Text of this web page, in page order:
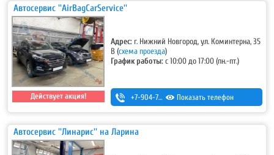
Автосервис ''AirBagCarService''
Действует акция!
Адрес: г. Нижний Новгород, ул. Коминтерна, 35
В(схема проезда)
График работы:с 10:00 до 17:00 (пн.-пт.)
+7-904-784-15-71 Показать телефон
Автосервис ''Линарис'' на Ларина